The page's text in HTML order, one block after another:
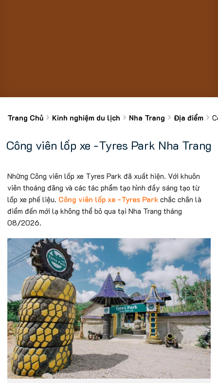
Trang Chủ Kinh nghiệm du lịch Nha Trang Địa điểm
Công viên lốp xe -Tyres Park Nha Trang
Những Công viên lốp xe Tyres Park đã xuất hiện. Với khuôn
viên thoáng đãng và các tác phẩm tạo hình đầy sáng tạo từ
lốp xe phế liệu. Công viên lốp xe -Tyres Park chắc chắn là
điểm đến mới lạ không thể bỏ qua tại Nha Trang tháng
08/2026.